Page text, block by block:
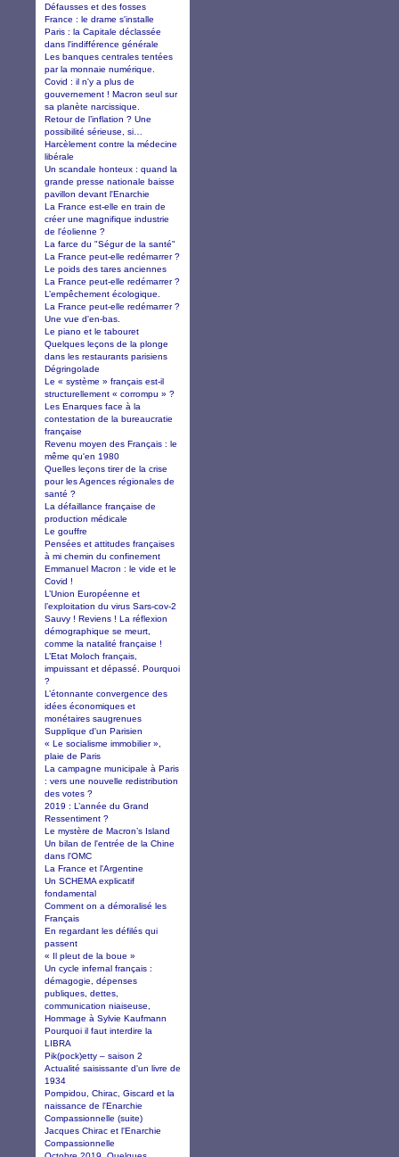
Défausses et des fosses
France : le drame s'installe
Paris : la Capitale déclassée
dans l'indifférence générale
Les banques centrales tentées
par la monnaie numérique.
Covid : il n'y a plus de
gouvernement ! Macron seul sur
sa planète narcissique.
Retour de l’inflation ? Une
possibilité sérieuse, si…
Harcèlement contre la médecine
libérale
Un scandale honteux : quand la
grande presse nationale baisse
pavillon devant l'Enarchie
La France est-elle en train de
créer une magnifique industrie
de l'éolienne ?
La farce du "Ségur de la santé"
La France peut-elle redémarrer ?
Le poids des tares anciennes
La France peut-elle redémarrer ?
L’empêchement écologique.
La France peut-elle redémarrer ?
Une vue d'en-bas.
Le piano et le tabouret
Quelques leçons de la plonge
dans les restaurants parisiens
Dégringolade
Le « système » français est-il
structurellement « corrompu » ?
Les Enarques face à la
contestation de la bureaucratie
française
Revenu moyen des Français : le
même qu'en 1980
Quelles leçons tirer de la crise
pour les Agences régionales de
santé ?
La défaillance française de
production médicale
Le gouffre
Pensées et attitudes françaises
à mi chemin du confinement
Emmanuel Macron : le vide et le
Covid !
L’Union Européenne et
l’exploitation du virus Sars-cov-2
Sauvy ! Reviens ! La réflexion
démographique se meurt,
comme la natalité française !
L’Etat Moloch français,
impuissant et dépassé. Pourquoi
?
L’étonnante convergence des
idées économiques et
monétaires saugrenues
Supplique d'un Parisien
« Le socialisme immobilier »,
plaie de Paris
La campagne municipale à Paris
: vers une nouvelle redistribution
des votes ?
2019 : L’année du Grand
Ressentiment ?
Le mystère de Macron’s Island
Un bilan de l'entrée de la Chine
dans l'OMC
La France et l'Argentine
Un SCHEMA explicatif
fondamental
Comment on a démoralisé les
Français
En regardant les défilés qui
passent
« Il pleut de la boue »
Un cycle infernal français :
démagogie, dépenses
publiques, dettes,
communication niaiseuse,
Hommage à Sylvie Kaufmann
Pourquoi il faut interdire la
LIBRA
Pik(pock)etty – saison 2
Actualité saisissante d'un livre de
1934
Pompidou, Chirac, Giscard et la
naissance de l'Enarchie
Compassionnelle (suite)
Jacques Chirac et l'Enarchie
Compassionnelle